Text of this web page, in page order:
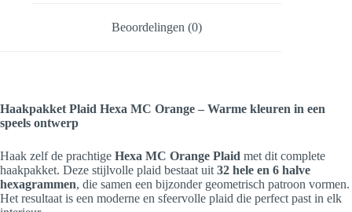
Beoordelingen (0)
Haakpakket Plaid Hexa MC Orange – Warme kleuren in een
speels ontwerp
Haak zelf de prachtige Hexa MC Orange Plaid met dit complete
haakpakket. Deze stijlvolle plaid bestaat uit 32 hele en 6 halve
hexagrammen, die samen een bijzonder geometrisch patroon vormen.
Het resultaat is een moderne en sfeervolle plaid die perfect past in elk